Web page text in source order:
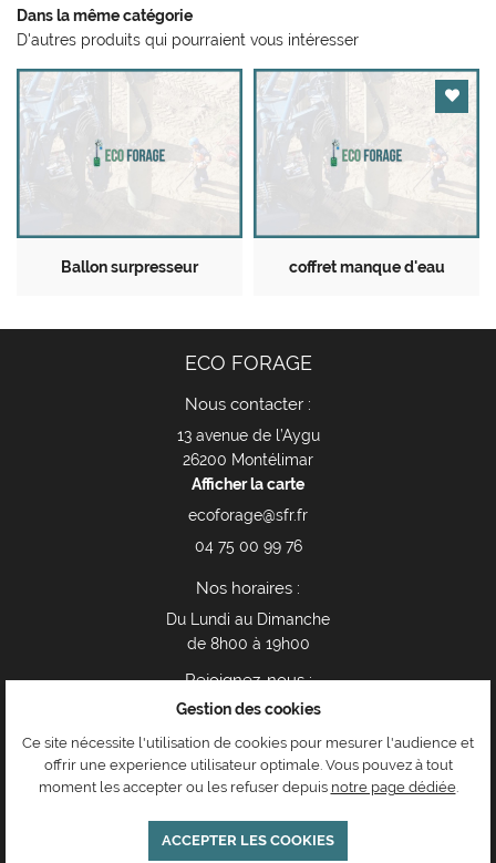
Dans la même catégorie
D'autres produits qui pourraient vous intéresser
Ballon surpresseur

coffret manque d'eau
ECO FORAGE
Nous contacter :
13 avenue de l’Aygu
26200 Montélimar
Afficher la carte
04 75 00 99 76
Nos horaires :
Du Lundi au Dimanche
de 8h00 à 19h00
Rejoignez-nous :
Mentions Légales
Conditions générales d'utilisation
Gestion des cookies
Gestion des cookies
Ce site nécessite l'utilisation de cookies pour mesurer l'audience et
offrir une experience utilisateur optimale. Vous pouvez à tout
moment les accepter ou les refuser depuis notre page dédiée.
ACCEPTER LES COOKIES